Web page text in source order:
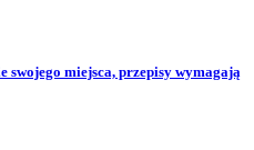
swojego miejsca, przepisy wymagają